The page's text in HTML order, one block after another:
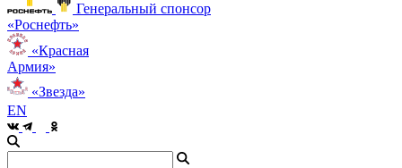
Генеральный спонсор
«Роснефть»
«Красная
Армия»
«Звезда»
EN